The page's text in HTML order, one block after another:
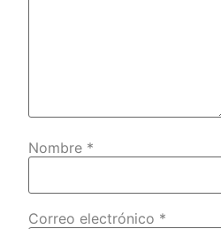
Nombre *
Correo electrónico *